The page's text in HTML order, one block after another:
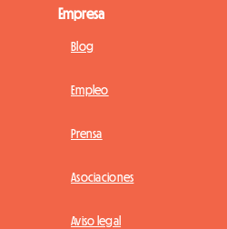
Empresa
Blog
Empleo
Prensa
Asociaciones
Aviso legal